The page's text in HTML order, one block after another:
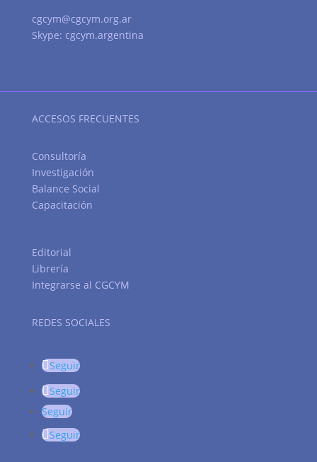
cgcym@cgcym.org.ar
Skype: cgcym.argentina
ACCESOS FRECUENTES
Consultoría
Investigación
Balance Social
Capacitación
Editorial
Librería
Integrarse al CGCYM
REDES SOCIALES
Seguir
Seguir
Seguir
Seguir